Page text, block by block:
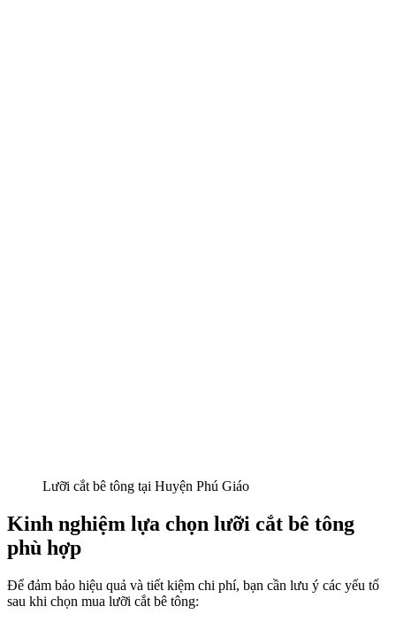
Lưỡi cắt bê tông tại Huyện Phú Giáo
Kinh nghiệm lựa chọn lưỡi cắt bê tông
phù hợp
Để đảm bảo hiệu quả và tiết kiệm chi phí, bạn cần lưu ý các yếu tố
sau khi chọn mua lưỡi cắt bê tông: